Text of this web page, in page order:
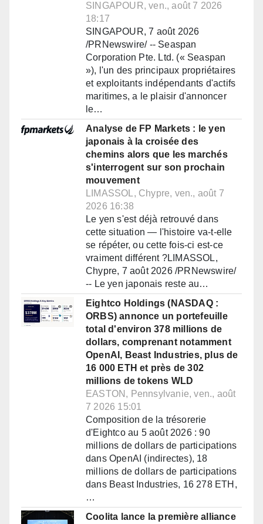
SINGAPOUR, ven., août 7 2026
18:17
SINGAPOUR, 7 août 2026
/PRNewswire/ -- Seaspan
Corporation Pte. Ltd. (« Seaspan
»), l'un des principaux propriétaires
et exploitants indépendants d'actifs
maritimes, a le plaisir d'annoncer
le…
Analyse de FP Markets : le yen
japonais à la croisée des
chemins alors que les marchés
s'interrogent sur son prochain
mouvement
LIMASSOL, Chypre, ven., août 7
2026 16:38
Le yen s'est déjà retrouvé dans
cette situation — l'histoire va-t-elle
se répéter, ou cette fois-ci est-ce
vraiment différent ?LIMASSOL,
Chypre, 7 août 2026 /PRNewswire/
-- Le yen japonais reste au…
Eightco Holdings (NASDAQ :
ORBS) annonce un portefeuille
total d'environ 378 millions de
dollars, comprenant notamment
OpenAI, Beast Industries, plus de
16 000 ETH et près de 302
millions de tokens WLD
EASTON, Pennsylvanie, ven., août
7 2026 15:01
Composition de la trésorerie
d'Eightco au 5 août 2026 : 90
millions de dollars de participations
dans OpenAI (indirectes), 18
millions de dollars de participations
dans Beast Industries, 16 278 ETH,
…
Coolita lance la première alliance